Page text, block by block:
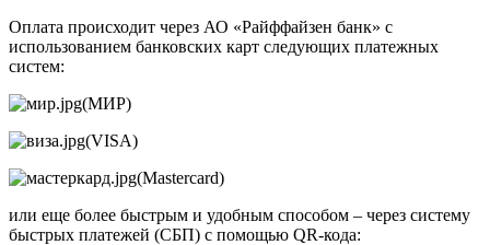
Оплата происходит через АО «Райффайзен банк» с
использованием банковских карт следующих платежных
систем:
(МИР)
(VISA)
(Mastercard)
или еще более быстрым и удобным способом – через систему
быстрых платежей (СБП) с помощью QR-кода: